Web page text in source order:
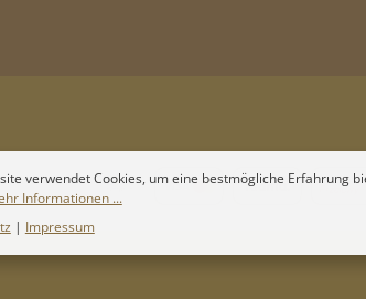
verwendet Cookies, um eine bestmögliche Erfahrung
Informationen ...
| Impressum